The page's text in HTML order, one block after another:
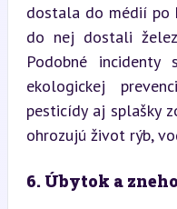
dostala do médií po
do nej dostali
Podobné incidenty
ekologickej
pesticídy aj splašky
ohrozujú život rýb,
6. Úbytok a